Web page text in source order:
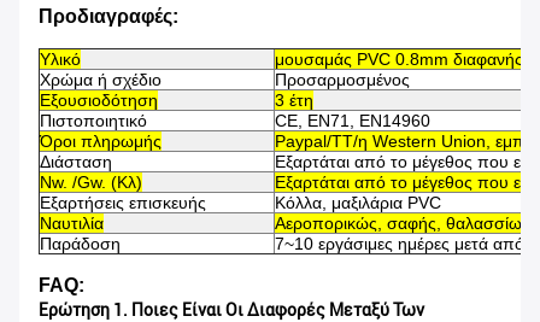
Προδιαγραφές:
Υλικό
μουσαμάς PVC 0.8mm διαφανής
Χρώμα ή σχέδιο
Προσαρμοσμένος
Εξουσιοδότηση
3 έτη
Πιστοποιητικό
CE, EN71, EN14960
Όροι πληρωμής
Paypal/TT/η Western Union,
Διάσταση
Εξαρτάται από το μέγεθος που
Nw. /Gw. (Κλ)
Εξαρτάται από το μέγεθος που
Εξαρτήσεις επισκευής
Κόλλα, μαξιλάρια PVC
Ναυτιλία
Αεροπορικώς, σαφής, θαλασσίως
Παράδοση
7~10 εργάσιμες ημέρες μετά από
FAQ:
Ερώτηση 1. Ποιες Είναι Οι Διαφορές Μεταξύ Των